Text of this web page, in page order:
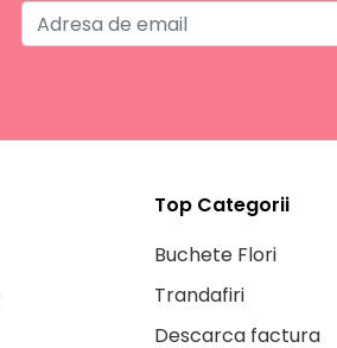
Top Categorii
Buchete Flori
Trandafiri
Descarca factura